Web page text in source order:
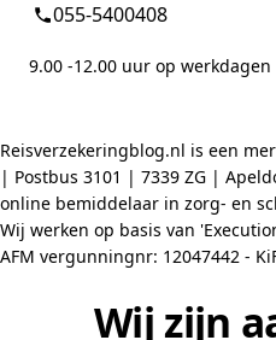
055-5400408
9.00 -12.00 uur op werkdagen
Reisverzekeringblog.nl is een
| Postbus 3101 | 7339 ZG |
online bemiddelaar in zorg- en
Wij werken op basis van
AFM vergunningnr: 12047442 -
Wij zijn